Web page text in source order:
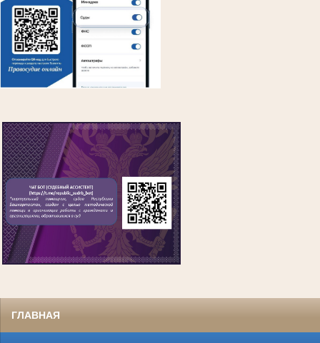
ГЛАВНАЯ